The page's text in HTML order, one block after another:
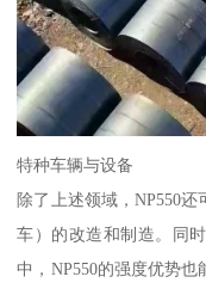
特种车辆与设备
除了上述领域，NP550
车）的改造和制造。同
中，NP550的强度优势